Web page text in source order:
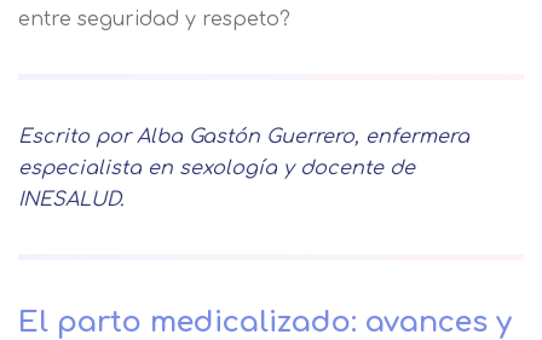
entre seguridad y respeto?
Escrito por Alba Gastón Guerrero, enfermera
especialista en sexología y docente de
INESALUD.
El parto medicalizado: avances y